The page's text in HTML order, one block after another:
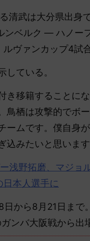
清武は大分県出
ンベルク ― ハノー
ヴァンカップ4試
ている。
き移籍することに
鳥栖は攻撃的でボ
ームです。僕自身
込みたいと思いま
浅野拓磨、マジョ
本人選手に
から8月21日まで
ンバ大阪戦から出